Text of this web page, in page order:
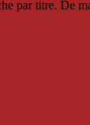
par titre. De